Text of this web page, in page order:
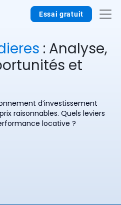
Essai gratuit
: Analyse,
et
d’investissement
raisonnables. Quels leviers
locative ?